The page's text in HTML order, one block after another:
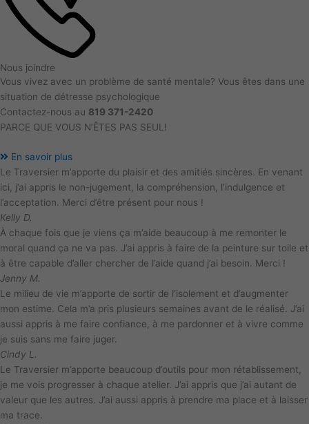
Nous joindre
Vous vivez avec un problème de santé mentale? Vous êtes dans une
situation de détresse psychologique
Contactez-nous au 819 371-2420
PARCE QUE VOUS N’ÊTES PAS SEUL!
En savoir plus
Le Traversier m’apporte du plaisir et des amitiés sincères. En venant
ici, j’ai appris le non-jugement, la compréhension, l’indulgence et
l’acceptation. Merci d’être présent pour nous !
Kelly D.
À chaque fois que je viens ça m’aide beaucoup à me remonter le
moral quand ça ne va pas. J’ai appris à faire de la peinture sur toile et
à être capable d’aller chercher de l’aide quand j’ai besoin. Merci !
Jenny M.
Le milieu de vie m’apporte de sortir de l’isolement et d’augmenter
mon estime. Cela m’a pris plusieurs semaines avant de le réalisé. J’ai
aussi appris à me faire confiance, à me pardonner et à vivre comme
je suis sans me faire juger.
Cindy L.
Le Traversier m’apporte beaucoup d’outils pour mon rétablissement,
je me vois progresser à chaque atelier. J’ai appris que j’ai autant de
valeur que les autres. J’ai aussi appris à prendre ma place et à laisser
ma trace.